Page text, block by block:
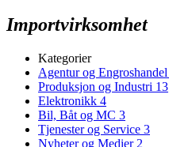
Importvirksomhet
Kategorier
Agentur og Engroshandel
Produksjon og Industri 13
Elektronikk 4
Bil, Båt og MC 3
Tjenester og Service 3
Nyheter og Medier 2